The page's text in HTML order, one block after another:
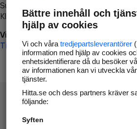
Surfa till
Klicka påTillbaka-knappen i
Vi beklagar besväret!
Till startsidan
Hitta.se - Gratis nummerupplysning.
Bättre innehåll och
hjälp av cookies
Vi och våra tredjepartsleverantörer
information med hjälp av cookies
enhetsidentifierare då du besöker
av informationen kan vi utveckla
tjänster.
Hitta.se och dess partners kräver
följande:
Syften